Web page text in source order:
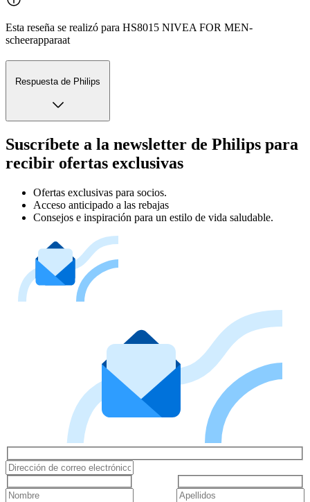
Esta reseña se realizó para HS8015 NIVEA FOR MEN-
scheerapparaat
Respuesta de Philips
Suscríbete a la newsletter de Philips para
recibir ofertas exclusivas
Ofertas exclusivas para socios.
Acceso anticipado a las rebajas
Consejos e inspiración para un estilo de vida saludable.